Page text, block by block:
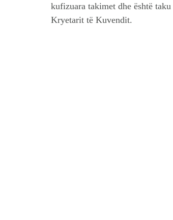
kufizuara takimet dhe është
Kryetarit të Kuvendit.